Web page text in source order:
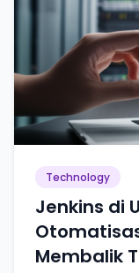
Technology
Jenkins di
Membalik